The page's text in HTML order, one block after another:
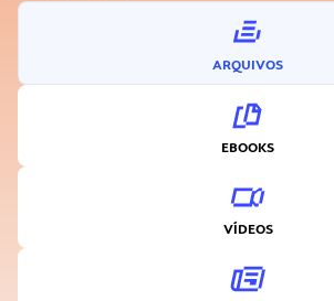
ARQUIVOS
EBOOKS
VÍDEOS